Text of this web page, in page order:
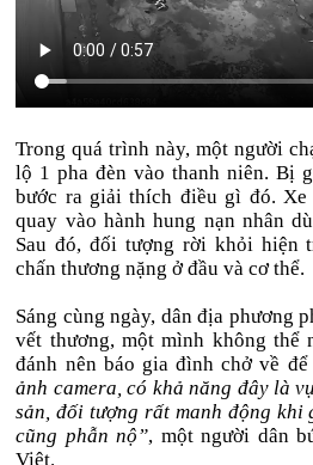
Trong quá trình này, một người
lộ 1 pha đèn vào thanh niên. Bị
bước ra giải thích điều gì đó.
quay vào hành hung nạn nhân
Sau đó, đối tượng rời khỏi hiện
chấn thương nặng ở đầu và cơ thể.
Sáng cùng ngày, dân địa phương
vết thương, một mình không thể
đánh nên báo gia đình chở về
ảnh camera, có khả năng đây là
sản, đối tượng rất manh động khi
cũng phẫn nộ”, một người dân
Việt.